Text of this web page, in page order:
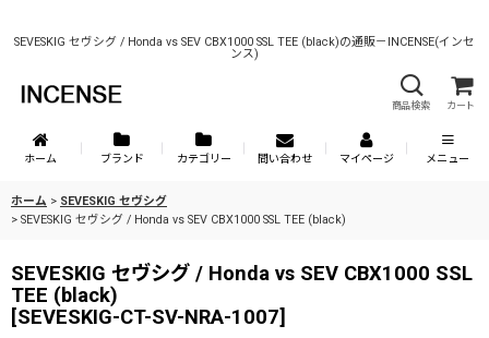
SEVESKIG セヴシグ / Honda vs SEV CBX1000 SSL TEE (black)の通販－INCENSE(インセ
ンス)
商品検索 カート
ホーム ブランド カテゴリー 問い合わせ マイページ メニュー
ホーム > SEVESKIG セヴシグ
> SEVESKIG セヴシグ / Honda vs SEV CBX1000 SSL TEE (black)
SEVESKIG セヴシグ / Honda vs SEV CBX1000 SSL
TEE (black)
[SEVESKIG-CT-SV-NRA-1007]